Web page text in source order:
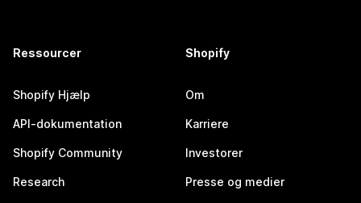
Ressourcer
Shopify Hjælp
API-dokumentation
Shopify Community
Research
Shopify
Om
Karriere
Investorer
Presse og medier